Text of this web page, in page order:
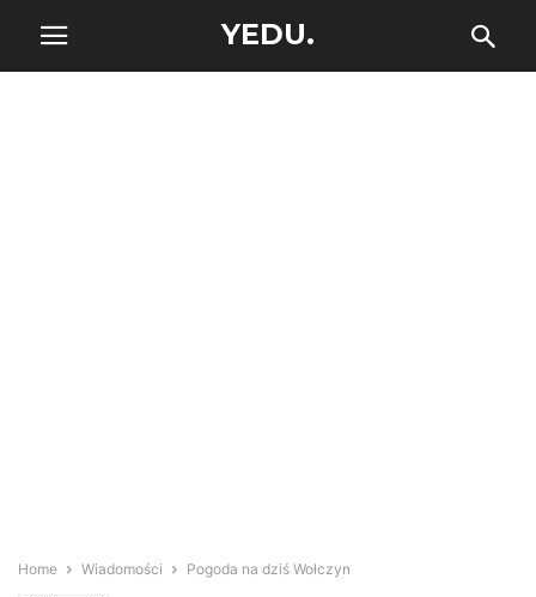
YEDU.
Home Wiadomości Pogoda na dziś Wołczyn